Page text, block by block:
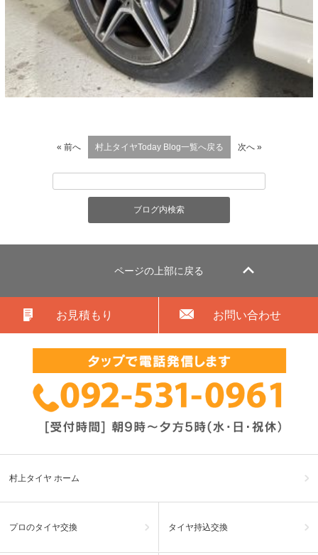
« 前へ 村上タイヤToday Blog一覧へ戻る 次へ »
ページの上部に戻る
お見積もり お問い合わせ
村上タイヤ ホーム
プロのタイヤ交換 タイヤ持込交換